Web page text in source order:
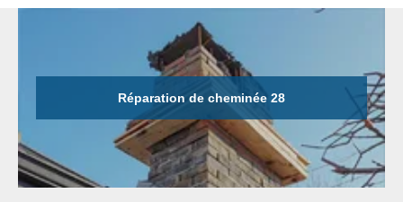
Réparation de cheminée 28